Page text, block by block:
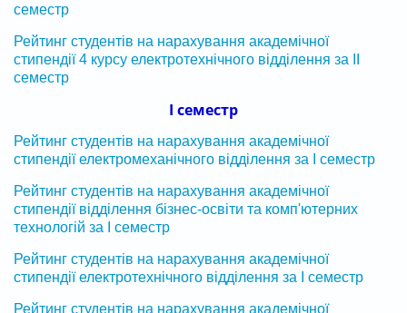
семестр
Рейтинг студентів на нарахування академічної
стипендії 4 курсу електротехнічного відділення за ІІ
семестр
І семестр
Рейтинг студентів на нарахування академічної
стипендії електромеханічного відділення за І семестр
Рейтинг студентів на нарахування академічної
стипендії відділення бізнес-освіти та комп'ютерних
технологій за І семестр
Рейтинг студентів на нарахування академічної
стипендії електротехнічного відділення за І семестр
Рейтинг студентів на нарахування академічної